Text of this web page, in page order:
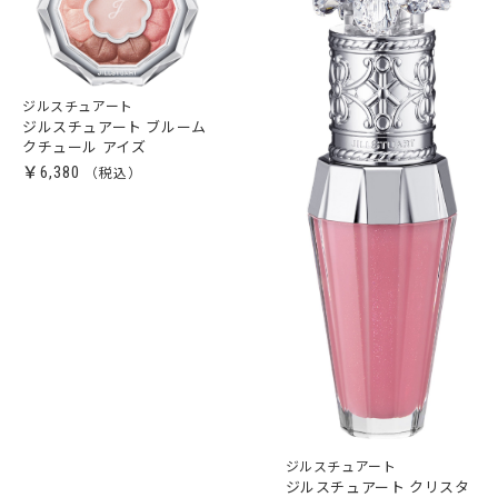
ジルスチュアート
ジルスチュアート ブルーム
クチュール アイズ
￥6,380
ジルスチュアート
ジルスチュアート クリスタ